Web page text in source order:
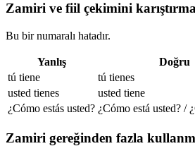
Zamiri ve fiil çekimini
Bu bir numaralı hatadır.
Yanlış
Doğru
tú tiene
tú tienes
usted tienes
usted tiene
¿Cómo estás usted? ¿Cómo está usted? /
Zamiri gereğinden fazla